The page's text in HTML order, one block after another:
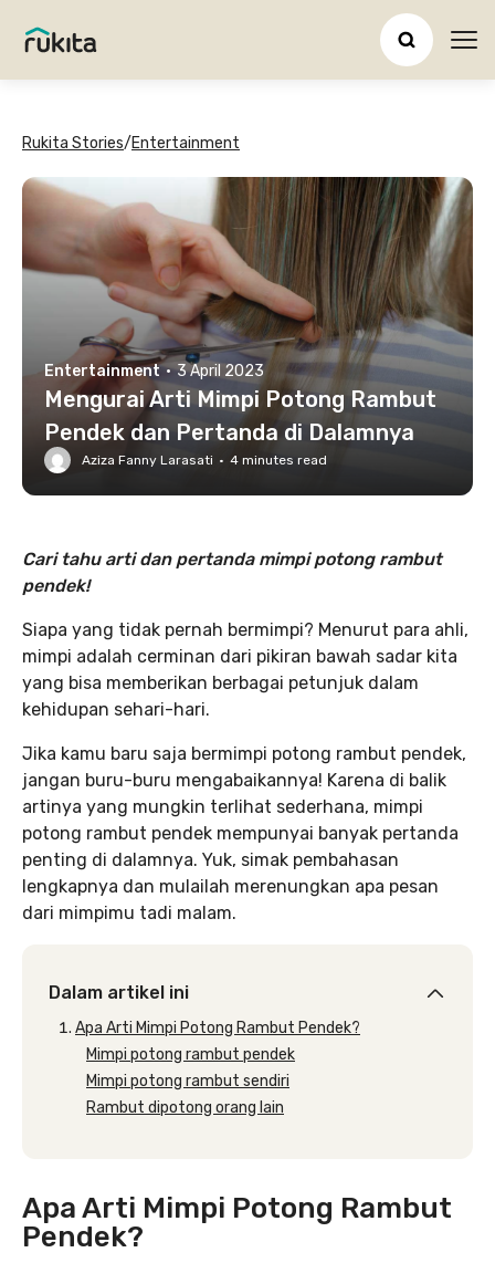
Rukita Stories/Entertainment
Entertainment · 3 April 2023
Mengurai Arti Mimpi Potong Rambut
Pendek dan Pertanda di Dalamnya
Aziza Fanny Larasati · 4 minutes read
Cari tahu arti dan pertanda mimpi potong rambut
pendek!
Siapa yang tidak pernah bermimpi? Menurut para ahli,
mimpi adalah cerminan dari pikiran bawah sadar kita
yang bisa memberikan berbagai petunjuk dalam
kehidupan sehari-hari.
Jika kamu baru saja bermimpi potong rambut pendek,
jangan buru-buru mengabaikannya! Karena di balik
artinya yang mungkin terlihat sederhana, mimpi
potong rambut pendek mempunyai banyak pertanda
penting di dalamnya. Yuk, simak pembahasan
lengkapnya dan mulailah merenungkan apa pesan
dari mimpimu tadi malam.
Dalam artikel ini
Apa Arti Mimpi Potong Rambut Pendek?
Mimpi potong rambut pendek
Mimpi potong rambut sendiri
Rambut dipotong orang lain
Apa Arti Mimpi Potong Rambut
Pendek?